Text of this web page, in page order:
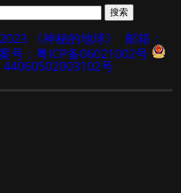
《神秘的地球》
邮箱：
号：粤ICP备06021002号
号